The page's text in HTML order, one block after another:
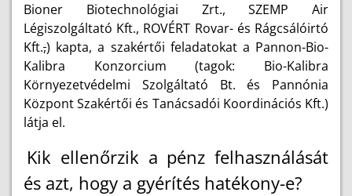
Bioner Biotechnológiai Zrt., SZEMP Air
Légiszolgáltató Kft., ROVÉRT Rovar- és Rágcsálóirtó
Kft.,) kapta, a szakértői feladatokat a Pannon-Bio-
Kalibra Konzorcium (tagok: Bio-Kalibra
Környezetvédelmi Szolgáltató Bt. és Pannónia
Központ Szakértői és Tanácsadói Koordinációs Kft.)
látja el.
Kik ellenőrzik a pénz felhasználását
és azt, hogy a gyérítés hatékony-e?